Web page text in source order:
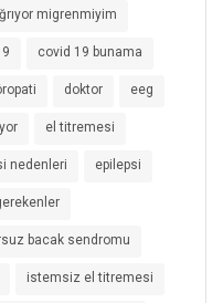
migrenmiyim
covid 19 bunama
doktor eeg
el titremesi
nedenleri epilepsi
bacak sendromu
istemsiz el titremesi